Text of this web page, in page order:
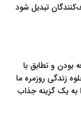
تبدیل شود
بودن و تطابق با
زندگی روزمره ما
به یک گزینه جذاب